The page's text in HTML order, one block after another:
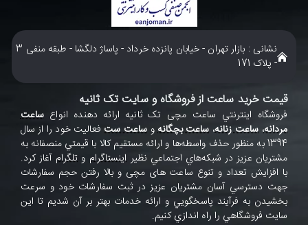
نشانی : بازار تهران - خیابان پانزده خرداد - پاساژ دلگشا - طبقه منفی 3
- پلاک 171
قیمت خرید ساعت از فروشگاه و سایت تک ثانیه
فروشگاه اينترنتي ساعت مچی تک ثانيه ارائه دهنده انواعساعت
مردانه، ساعت زنانه، ساعت بچگانهو ساعت ستفعاليت خود را از سال
1394 به منظور حذف واسطه‌ها و ارائه مستقيم کالا با قيمتي منصفانه به
مشتريان عزيز در شبکه‌هاي اجتماعي نظير اينستاگرام و تلگرام آغاز کرد.
با افزايش تعداد و تنوع ساعت های مچی و بالا رفتن حجم سفارشات
جهت دسترسي آسان مشتريان عزيز در ثبت سفارشات خود و سرعت
بخشيدن به فرآيند پاسخگويي و ارائه خدمات بهتر بر آن شديم تا اين
سايت فروشگاهي را راه اندازي کنيم.